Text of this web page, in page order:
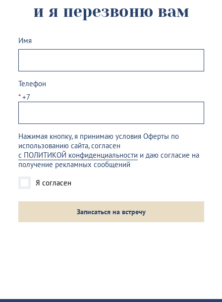
и я перезвоню вам
Имя
Телефон
*+7
Нажимая кнопку, я принимаю условия Оферты по
использованию сайта, согласен
с ПОЛИТИКОЙ конфиденциальности и даю согласие на
получение рекламных сообщений
Я согласен